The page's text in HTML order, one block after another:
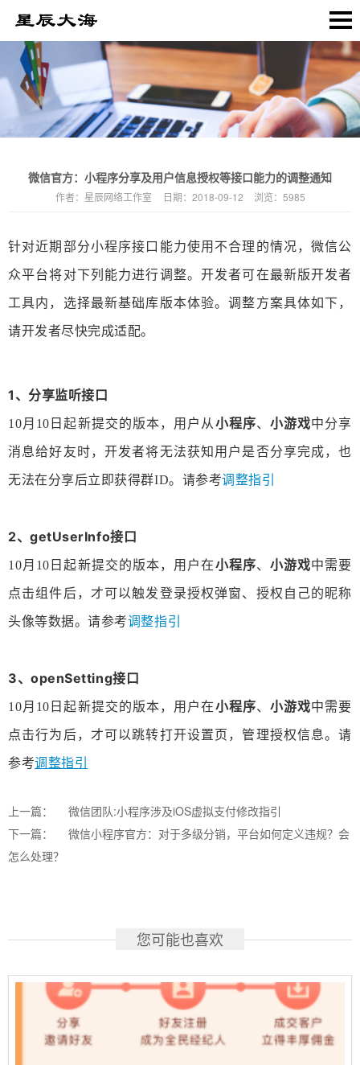
微信官方：小程序分享及用户信息授权等接口能力的调整通知
作者： 星辰网络工作室 日期： 2018-09-12 浏览： 5985
针对近期部分小程序接口能力使用不合理的情况，微信公
众平台将对下列能力进行调整。开发者可在最新版开发者
工具内，选择最新基础库版本体验。调整方案具体如下，
请开发者尽快完成适配。
1、分享监听接口
10月10日起新提交的版本，用户从 小程序、 小游戏中分享
消息给好友时，开发者将无法获知用户是否分享完成，也
无法在分享后立即获得群ID。请参考调整指引
2、getUserInfo接口
10月10日起新提交的版本，用户在小程序、 小游戏中需要
点击组件后，才可以触发登录授权弹窗、授权自己的昵称
头像等数据。请参考调整指引
3、openSetting接口
10月10日起新提交的版本，用户在小程序、 小游戏中需要
点击行为后，才可以跳转打开设置页，管理授权信息。请
参考调整指引
上一篇：
微信团队:小程序涉及iOS虚拟支付修改指引
下一篇：
微信小程序官方：对于多级分销，平台如何定义违规？会
怎么处理？
您可能也喜欢